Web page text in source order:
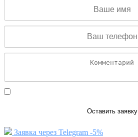
Оставить заявку
Заявка через Telegram -5%